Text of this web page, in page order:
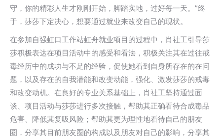
守，你的精彩人生才刚刚开始，脚踏实地，过好每一天。”终
于，莎莎下定决心，想要通过就业来改变自己的现状。
在参加自强虹口工作站虹舟就业项目的过程中，肖社工引导莎
莎积极表达在项目活动中的感受和看法，积极关注其在过往戒
毒经历中的成功与不足的经验，促使她看到自身所存在的在问
题，以及存在的自我潜能和改变动能，强化、激发莎莎的戒毒
和改变动机。在良好的专业关系基础上，肖社工坚持通过面
谈、项目活动与莎莎进行多次接触，帮助其正确看待合成毒品
危害、降低其复吸风险；帮助其更为理性地看待自己的朋友
圈，分享其目前朋友圈的构成以及朋友对自己的影响，分享其